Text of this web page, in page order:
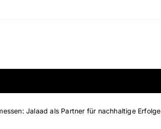
Jalaad als Partner für nachhaltige Erfolge